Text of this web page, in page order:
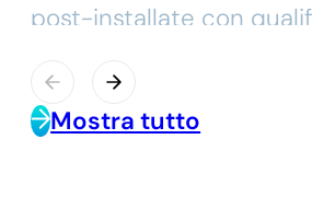
post-installate con
in presenza di foro
carotati.
Mostra tutto